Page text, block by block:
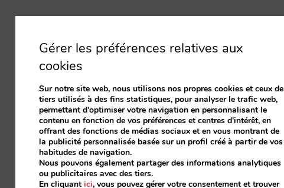
Gérer les préférences relatives aux
cookies
Sur notre site web, nous utilisons nos propres cookies et ceux de
tiers utilisés à des fins statistiques, pour analyser le trafic web,
permettant d'optimiser votre navigation en personnalisant le
contenu en fonction de vos préférences et centres d'intérêt, en
offrant des fonctions de médias sociaux et en vous montrant de
la publicité personnalisée basée sur un profil créé à partir de vos
habitudes de navigation.
Nous pouvons également partager des informations analytiques
ou publicitaires avec des tiers.
En cliquant ici, vous pouvez gérer votre consentement et trouver